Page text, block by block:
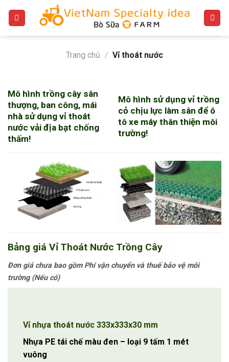
Trang chủ / Vỉ thoát nước
Mô hình trồng cây sân
thượng, ban công, mái
nhà sử dụng vỉ thoát
nước vải địa bạt chống
thấm!
Mô hình sử dụng vỉ trồng
cỏ chịu lực làm sân để ô
tô xe máy thân thiện môi
trường!
Bảng giá Vỉ Thoát Nước Trồng Cây
Đơn giá chưa bao gồm Phí vận chuyển và thuế bảo vệ môi
trường (Nếu có)
Vỉ nhựa thoát nước 333x333x30 mm
Nhựa PE tái chế màu đen – loại 9 tấm 1 mét
vuông